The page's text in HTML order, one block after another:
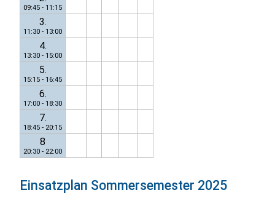
09:45 - 11:15
3.
11:30 - 13:00
4.
13:30 - 15:00
5.
15:15 - 16:45
6.
17:00 - 18:30
7.
18:45 - 20:15
8
20:30 - 22:00
Einsatzplan Sommersemester 2025